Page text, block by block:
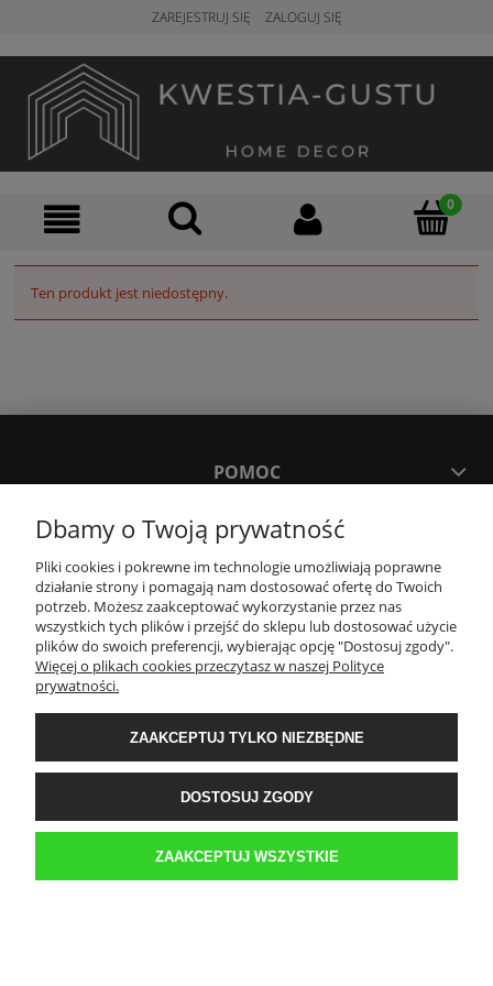
ZAREJESTRUJ SIĘ ZALOGUJ SIĘ
Ten produkt jest niedostępny.
POMOC
TWOJE KONTO
PŁATNOŚCI I DOSTAWA
INFORMACJE
O NAS
Sklep internetowy Kwestia-Gustu | WGRO S.A. Hala K 3 boks 42 | ul.
Franowo 1, 61-302 Poznań |biuro@kwestia-gustu.pl|579 058 158| NIP:
Dbamy o Twoją prywatność
Pliki cookies i pokrewne im technologie umożliwiają poprawne
działanie strony i pomagają nam dostosować ofertę do Twoich
potrzeb. Możesz zaakceptować wykorzystanie przez nas
wszystkich tych plików i przejść do sklepu lub dostosować użycie
plików do swoich preferencji, wybierając opcję "Dostosuj zgody".
Więcej o plikach cookies przeczytasz w naszej Polityce
prywatności.
ZAAKCEPTUJ TYLKO NIEZBĘDNE
DOSTOSUJ ZGODY
ZAAKCEPTUJ WSZYSTKIE